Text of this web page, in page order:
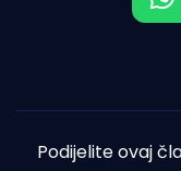
Podijelite ovaj